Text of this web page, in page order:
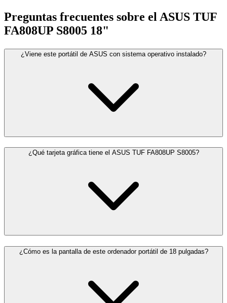
Preguntas frecuentes sobre el ASUS TUF
FA808UP S8005 18"
¿Viene este portátil de ASUS con sistema operativo instalado?
¿Qué tarjeta gráfica tiene el ASUS TUF FA808UP S8005?
¿Cómo es la pantalla de este ordenador portátil de 18 pulgadas?